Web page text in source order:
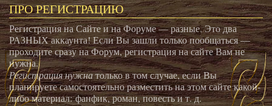
ПРО РЕГИСТРАЦИЮ
Регистрация на Сайте и на Форуме — разные. Это два
РАЗНЫХ аккаунта! Если Вы зашли только пообщаться —
проходите сразу на Форум, регистрация на сайте Вам не
нужна.
Регистрация нужнатолько в том случае, если Вы
планируете самостоятельно разместить на этом сайте какой-
либо материал: фанфик, роман, повесть и т. д.